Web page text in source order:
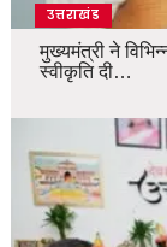
उत्तराखंड
मुख्यमंत्री ने
स्वीकृति दी…